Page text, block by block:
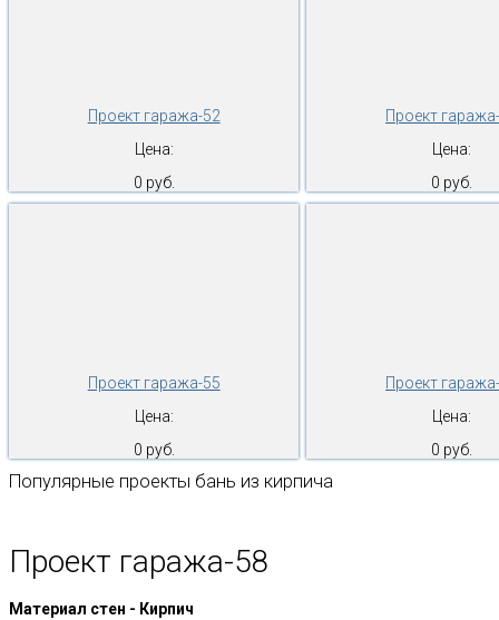
Проект гаража-52
Цена:
0 руб.
Проект
Цена:
0 руб.
Проект гаража-55
Цена:
0 руб.
Проект
Цена:
0 руб.
Популярные проекты бань из кирпича
Проект гаража-58
Материал стен - Кирпич